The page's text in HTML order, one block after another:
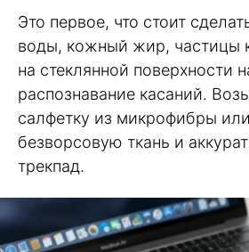
Это первое, что стоит
воды, кожный жир, частицы
на стеклянной поверхности
распознавание касаний.
салфетку из микрофибры
безворсовую ткань и
трекпад.